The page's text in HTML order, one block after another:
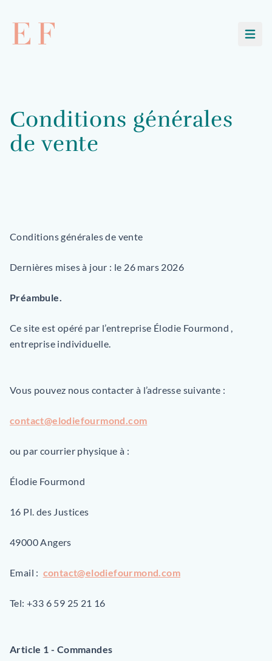
Conditions générales
de vente
Conditions générales de vente
Dernières mises à jour : le 26 mars 2026
Préambule.
Ce site est opéré par l’entreprise Élodie Fourmond ,
entreprise individuelle.
Vous pouvez nous contacter à l’adresse suivante :
contact@elodiefourmond.com
ou par courrier physique à :
Élodie Fourmond
16 Pl. des Justices
49000 Angers
Email : contact@elodiefourmond.com
Tel: +33 6 59 25 21 16
Article 1 - Commandes